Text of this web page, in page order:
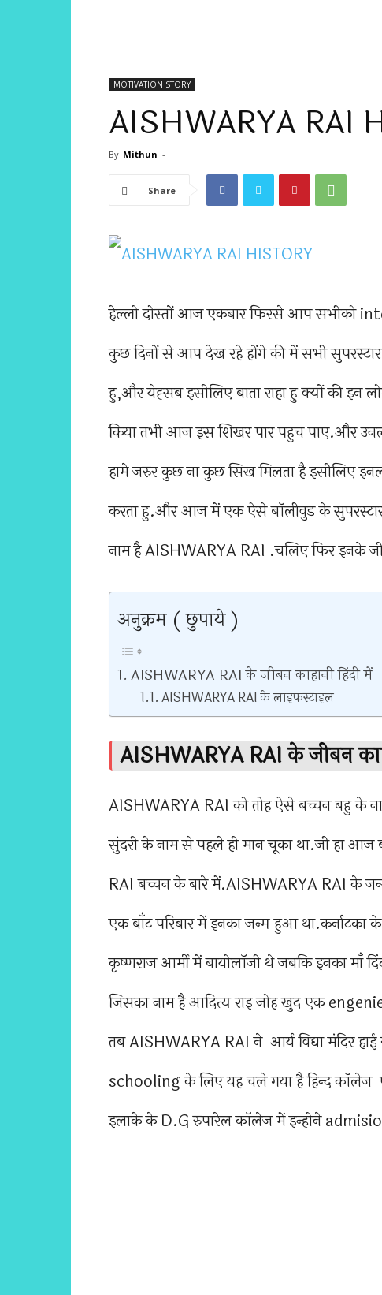
MOTIVATION STORY
AISHWARYA RAI
By Mithun -
Share
हेल्लो दोस्तों आज एकबार फिरसे आप सभीको
कुछ दिनों से आप देख रहे होंगे की में सभी सुपरस्टार
हु,और येह्सब इसीलिए बाता राहा हु क्यों की
किया तभी आज इस शिखर पार पहुच पाए.और
हामे जरुर कुछ ना कुछ सिख मिलता है इसीलिए
करता हु.और आज में एक ऐसे बॉलीवुड के सुपरस्टार
नाम है AISHWARYA RAI .चलिए फिर इनके
अनुक्रम ( छुपाये )
AISHWARYA RAI के जीबन काहानी हिंदी में
AISHWARYA RAI के लाइफस्टाइल
AISHWARYA RAI के जीबन
AISHWARYA RAI को तोह ऐसे बच्चन बहु के
सुंदरी के नाम से पहले ही मान चूका था.जी हा आज
RAI बच्चन के बारे में.AISHWARYA RAI के
एक बाँट परिबार में इनका जन्म हुआ
कृष्णराज आर्मी में बायोलॉजी थे जबकि इनका माँ
जिसका नाम है आदित्य राइ जोह खुद एक
तब AISHWARYA RAI ने आर्य विद्या मंदिर
schooling के लिए यह चले गया है हिन्द कॉलेज
इलाके के D.G रुपारेल कॉलेज में इन्होने